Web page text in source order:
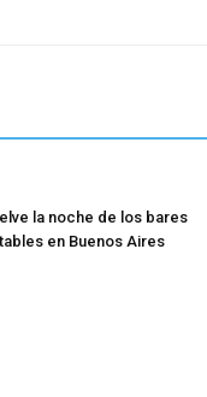
la noche de los bares
en Buenos Aires